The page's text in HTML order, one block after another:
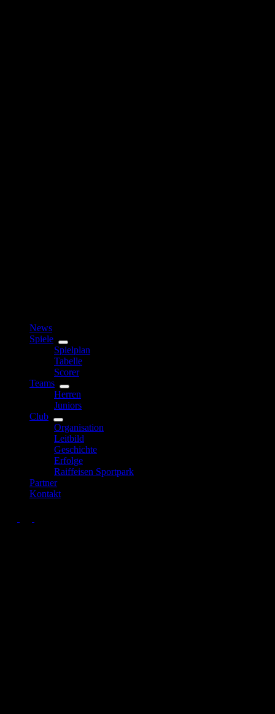
News
Spiele
Spielplan
Tabelle
Scorer
Teams
Herren
Juniors
Club
Organisation
Leitbild
Geschichte
Erfolge
Raiffeisen Sportpark
Partner
Kontakt